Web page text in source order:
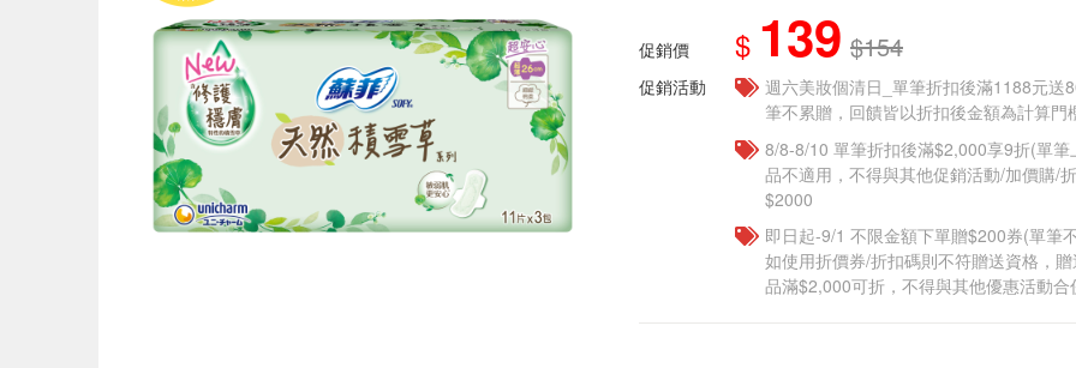
促銷價 $ 139 $154
促銷活動
週六美妝個清日_單筆折扣後滿1188元送
筆不累贈，回饋皆以折扣後金額為計算門
8/8-8/10 單筆折扣後滿$2,000享9折(單
品不適用，不得與其他促銷活動/加價購/
$2000
即日起-9/1 不限金額下單贈$200券(單筆
如使用折價券/折扣碼則不符贈送資格，
品滿$2,000可折，不得與其他優惠活動合